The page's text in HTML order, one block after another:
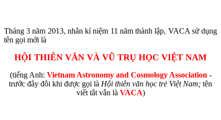
Tháng 3 năm 2013, nhân kỉ niệm 11 năm thành lập, VACA sử dụng
tên gọi mới là
HỘI THIÊN VĂN VÀ VŨ TRỤ HỌC VIỆT NAM
(tiếng Anh: Vietnam Astronomy and Cosmology Association -
trước đây đôi khi được gọi là Hội thiên văn học trẻ Việt Nam; tên
viết tắt vẫn là VACA)